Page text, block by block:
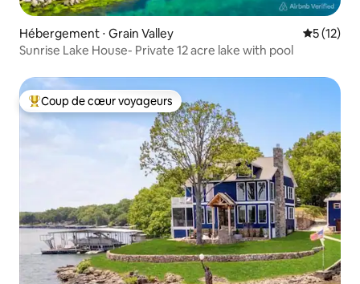
Hébergement ⋅ Grain Valley
5 (12)
Sunrise Lake House- Private 12 acre lake with pool
Coups de cœur voyageurs les plus appréciés
Coup de cœur voyageurs